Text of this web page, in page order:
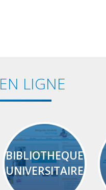
EN LIGNE
BIBLIOTHEQUE
UNIVERSITAIRE